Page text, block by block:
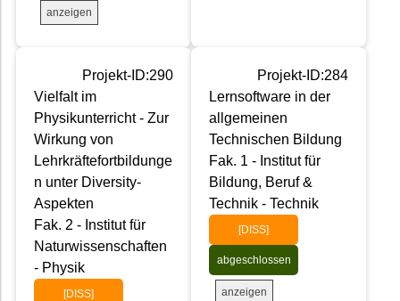
anzeigen
Projekt-ID:290
Vielfalt im
Physikunterricht - Zur
Wirkung von
Lehrkräftefortbildunge
n unter Diversity-
Aspekten
Fak. 2 - Institut für
Naturwissenschaften
- Physik
[DISS]
Projekt-ID:284
Lernsoftware in der
allgemeinen
Technischen Bildung
Fak. 1 - Institut für
Bildung, Beruf &
Technik - Technik
[DISS]
abgeschlossen
anzeigen